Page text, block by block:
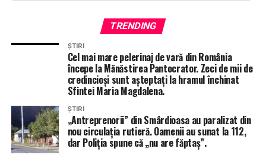
TRENDING
ȘTIRI
Cel mai mare pelerinaj de vară din România
începe la Mănăstirea Pantocrator. Zeci de mii de
credincioși sunt așteptați la hramul închinat
Sfintei Maria Magdalena.
ȘTIRI
„Antreprenorii” din Smârdioasa au paralizat din
nou circulația rutieră. Oamenii au sunat la 112,
dar Poliția spune că „nu are făptaș”.